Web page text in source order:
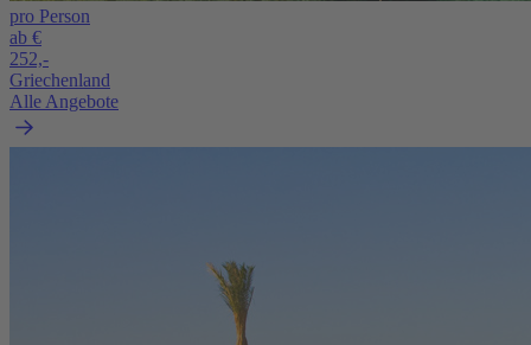
pro Person
ab €
252,-
Griechenland
Alle Angebote